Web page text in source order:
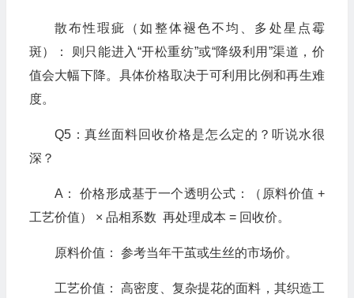
散布性瑕疵（如整体褪色不均、多处星点霉
斑）： 则只能进入“开松重纺”或“降级利用”渠道，价
值会大幅下降。具体价格取决于可利用比例和再生难
度。
Q5：真丝面料回收价格是怎么定的？听说水很
深？
A： 价格形成基于一个透明公式：（原料价值 +
工艺价值） × 品相系数 再处理成本 = 回收价。
原料价值： 参考当年干茧或生丝的市场价。
工艺价值： 高密度、复杂提花的面料，其织造工